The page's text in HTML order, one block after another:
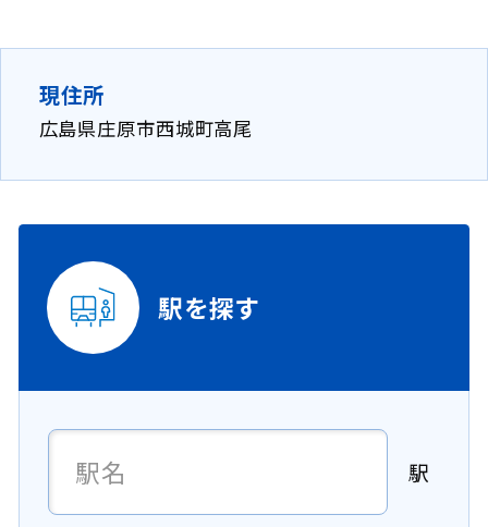
現住所
広島県庄原市西城町高尾
駅を探す
駅